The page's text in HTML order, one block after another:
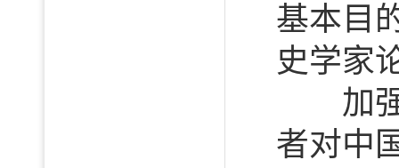
基本目
史学家
加强
者对中